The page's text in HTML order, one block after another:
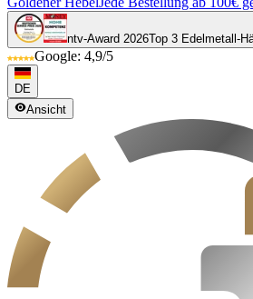
ntv-Award 2026Top 3 Edelmetall-
Google: 4,9/5
DE
Ansicht